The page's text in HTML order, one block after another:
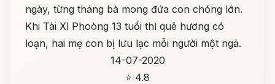
ngày, từng tháng bà mong đứa con chóng lớn.
Khi Tài Xì Phoòng 13 tuổi thì quê hương có
loạn, hai mẹ con bị lưu lạc mỗi người một ngả.
14-07-2020
⭐ 4.8